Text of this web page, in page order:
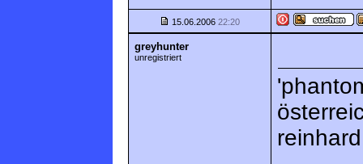
15.06.200622:20
greyhunter
unregistriert